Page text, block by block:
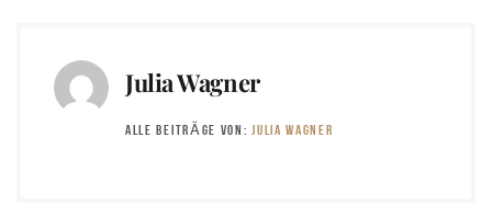
Julia Wagner
ALLE BEITRÄGE VON: JULIA WAGNER